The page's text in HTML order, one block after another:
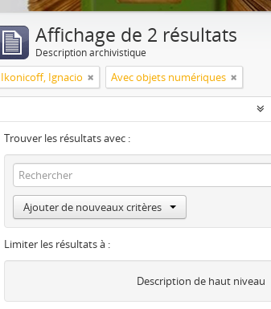
Affichage de 2 résultats
Description archivistique
Ikonicoff, Ignacio Avec objets numériques
Trouver les résultats avec :
Ajouter de nouveaux critères
Limiter les résultats à :
Description de haut niveau